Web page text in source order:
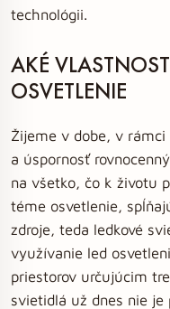
technológii.
AKÉ
OSVETLENIE
Žijeme v dobe, v
a úspornosť
na všetko, čo k životu
téme osvetlenie,
zdroje, teda ledkové
využívanie led
priestorov určujúcim
svietidlá už dnes nie je